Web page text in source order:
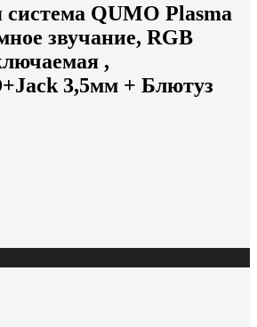
система QUMO Plasma
звучание, RGB
,
3,5мм + Блютуз